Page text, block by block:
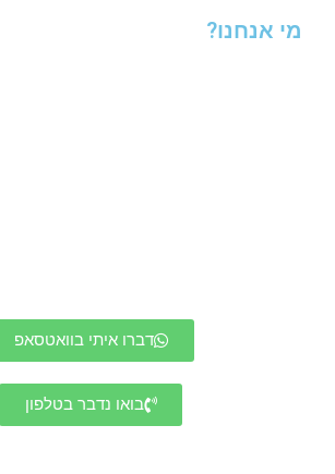
מי אנחנו?
דברו איתי בוואטסאפ
בואו נדבר בטלפון